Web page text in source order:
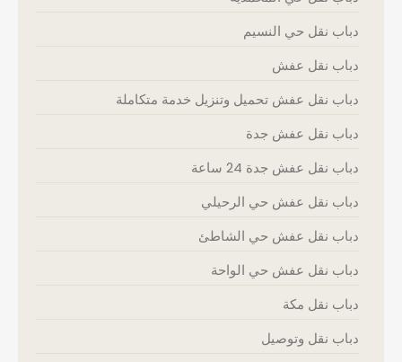
دباب نقل حي النسيم
دباب نقل عفش
دباب نقل عفش تحميل وتنزيل خدمة متكاملة
دباب نقل عفش جدة
دباب نقل عفش جدة 24 ساعة
دباب نقل عفش حي الرحيلي
دباب نقل عفش حي الشاطئ
دباب نقل عفش حي الواحة
دباب نقل مكة
دباب نقل وتوصيل